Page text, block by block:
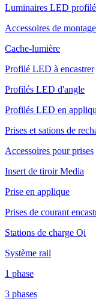
Luminaires LED
Accessoires de montage
Cache-lumière
Profilé LED à encastrer
Profilés LED d'angle
Profilés LED en
Prises et sations de
Accessoires pour prises
Insert de tiroir Media
Prise en applique
Prises de courant
Stations de charge Qi
Système rail
1 phase
3 phases